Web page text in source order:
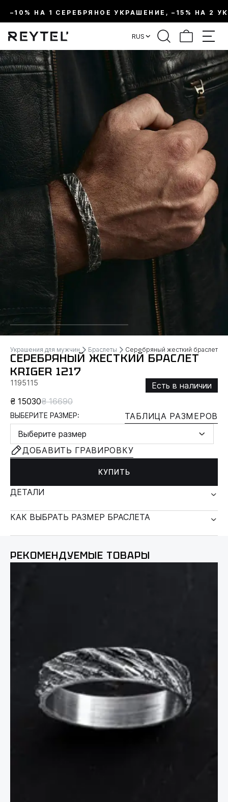
–10% НА 1 СЕРЕБРЯНОЕ УКРАШЕНИЕ, –15% НА 2
RUS
Украшения для мужчин Браслеты Серебряный жесткий браслет
СЕРЕБРЯНЫЙ ЖЕСТКИЙ БРАСЛЕТ
KRIGER 1217
1195115
Есть в наличии
₴ 15030₴ 16690
ВЫБЕРИТЕ РАЗМЕР:
ТАБЛИЦА РАЗМЕРОВ
Выберите размер
ДОБАВИТЬ ГРАВИРОВКУ
КУПИТЬ
ДЕТАЛИ
КАК ВЫБРАТЬ РАЗМЕР БРАСЛЕТА
РЕКОМЕНДУЕМЫЕ ТОВАРЫ